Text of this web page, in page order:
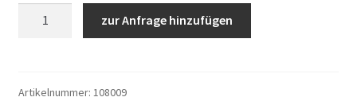
x
zur Anfrage hinzufügen
Artikelnummer: 108009